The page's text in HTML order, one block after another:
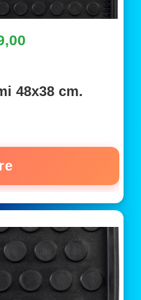
48x38 cm.